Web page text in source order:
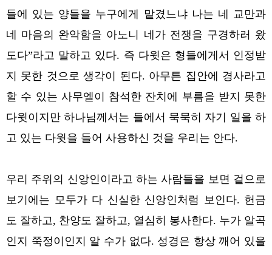
들에 있는 양들을 누구에게 맡겼느냐 나는 네 교만과
네 마음의 완악함을 아노니 네가 전쟁을 구경하러 왔
도다”라고 말하고 있다. 즉 다윗은 형들에게서 인정받
지 못한 것으로 생각이 된다. 아무튼 집안에 경사라고
할 수 있는 사무엘이 참석한 잔치에 부름을 받지 못한
다윗이지만 하나님께서는 들에서 묵묵히 자기 일을 하
고 있는 다윗을 들어 사용하신 것을 우리는 안다.
우리 주위의 신앙인이라고 하는 사람들을 보면 겉으로
보기에는 모두가 다 신실한 신앙인처럼 보인다. 헌금
도 잘하고, 찬양도 잘하고, 열심히 봉사한다. 누가 알곡
인지 쭉정이인지 알 수가 없다. 성경은 항상 깨어 있을